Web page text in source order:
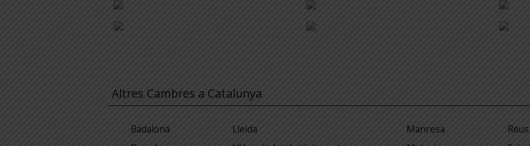
Altres Cambres a Catalunya
Badalona Lleida Manresa Reus